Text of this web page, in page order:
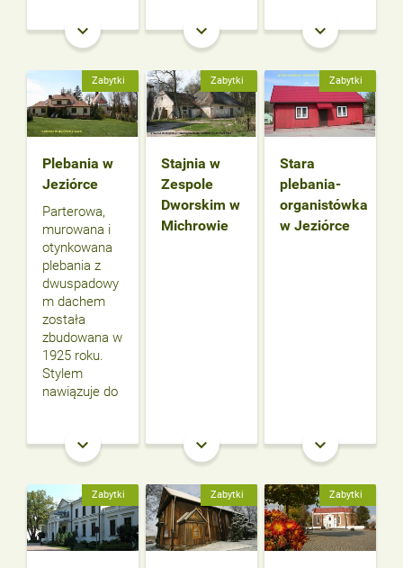
keyboard_arrow_down keyboard_arrow_down keyboard_arrow_down
Zabytki
Plebania w
Jeziórce
Parterowa,
murowana i
otynkowana
plebania z
dwuspadowy
m dachem
została
zbudowana w
1925 roku.
Stylem
nawiązuje do
keyboard_arrow_down
Zabytki
Stajnia w
Zespole
Dworskim w
Michrowie
keyboard_arrow_down
Zabytki
Stara
plebania-
organistówka
w Jeziórce
keyboard_arrow_down
Zabytki Zabytki Zabytki